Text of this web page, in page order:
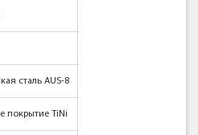
сталь AUS-8
покрытие TiNi